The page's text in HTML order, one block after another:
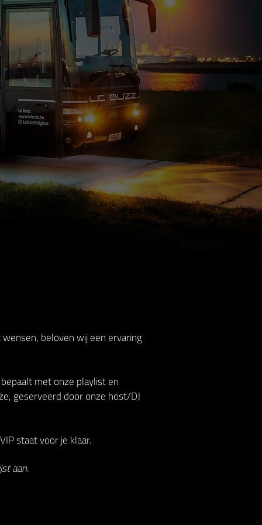
beloven wij een ervaring
met onze playlist en
geserveerd door onze host/DJ
staat voor je klaar.
aan.